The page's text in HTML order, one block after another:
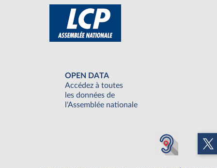
OPEN DATA
Accédez à toutes
les données de
l'Assemblée nationale